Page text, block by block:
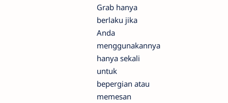
Grab hanya
berlaku jika
Anda
menggunakannya
hanya sekali
untuk
bepergian atau
memesan